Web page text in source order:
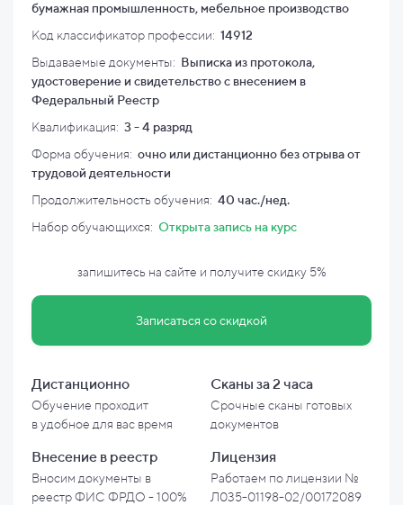
бумажная промышленность, мебельное производство
Код классификатор профессии: 14912
Выдаваемые документы: Выписка из протокола,
удостоверение и свидетельство с внесением в
Федеральный Реестр
Квалификация: 3 - 4 разряд
Форма обучения: очно или дистанционно без отрыва от
трудовой деятельности
Продолжительность обучения: 40 час./нед.
Набор обучающихся: Открыта запись на курс
запишитесь на сайте и получите скидку 5%
Записаться со скидкой
Дистанционно
Обучение проходит
вудобное для вас время
Сканы за 2 часа
Срочные сканы готовых
документов
Внесение в реестр
Вносим документы в
реестр ФИС ФРДО - 100%
Лицензия
Работаем по лицензии №
Л035-01198-02/00172089